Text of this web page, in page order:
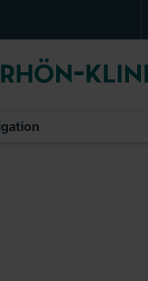
RHÖN-KLINIKUM AG